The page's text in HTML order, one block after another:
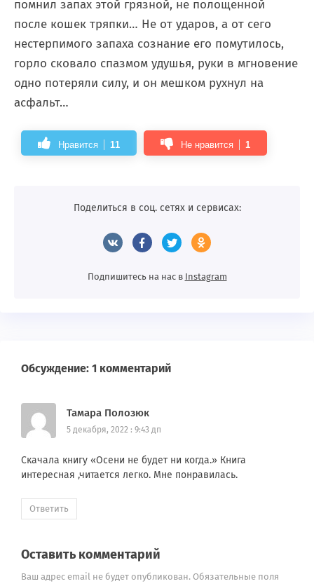
помнил запах этой грязной, не полощенной
после кошек тряпки… Не от ударов, а от сего
нестерпимого запаха сознание его помутилось,
горло сковало спазмом удушья, руки в мгновение
одно потеряли силу, и он мешком рухнул на
асфальт…
Нравится 11 Не нравится 1
Поделиться в соц. сетях и сервисах:
Подпишитесь на нас в Instagram
Обсуждение: 1 комментарий
Тамара Полозюк
5 декабря, 2022 : 9:43 дп
Скачала книгу «Осени не будет ни когда.» Книга
интересная ,читается легко. Мне понравилась.
Ответить
Оставить комментарий
Ваш адрес email не будет опубликован. Обязательные поля